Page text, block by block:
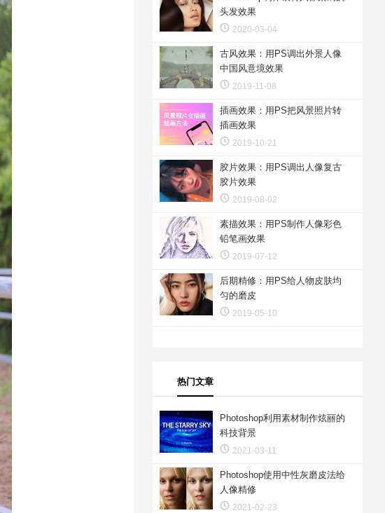
头发效果
2020-03-04
古风效果：用PS调出外景人像
中国风意境效果
2019-11-08
插画效果：用PS把风景照片转
插画效果
2019-10-21
胶片效果：用PS调出人像复古
胶片效果
2019-08-02
素描效果：用PS制作人像彩色
铅笔画效果
2019-07-12
后期精修：用PS给人物皮肤均
匀的磨皮
2019-05-10
热门文章
Photoshop利用素材制作炫丽的
科技背景
2021-03-11
Photoshop使用中性灰磨皮法给
人像精修
2021-02-23